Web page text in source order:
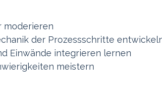
moderieren
der Prozessschritte
Einwände integrieren lernen
meistern